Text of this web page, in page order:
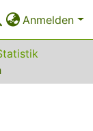
Anmelden